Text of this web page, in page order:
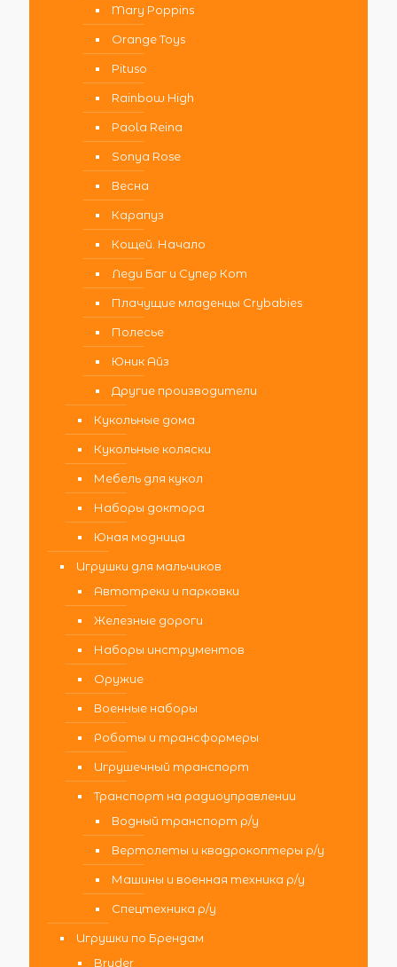
Mary Poppins
Orange Toys
Pituso
Rainbow High
Paola Reina
Sonya Rose
Весна
Карапуз
Кощей. Начало
Леди Баг и Супер Кот
Плачущие младенцы Crybabies
Полесье
Юник Айз
Другие производители
Кукольные дома
Кукольные коляски
Мебель для кукол
Наборы доктора
Юная модница
Игрушки для мальчиков
Автотреки и парковки
Железные дороги
Наборы инструментов
Оружие
Военные наборы
Роботы и трансформеры
Игрушечный транспорт
Транспорт на радиоуправлении
Водный транспорт р/у
Вертолеты и квадрокоптеры р/у
Машины и военная техника р/у
Спецтехника р/у
Игрушки по Брендам
Bruder